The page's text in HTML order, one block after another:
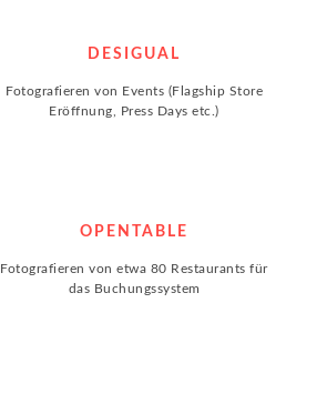
DESIGUAL
Fotografieren von Events (Flagship Store
Eröffnung, Press Days etc.)
OPENTABLE
Fotografieren von etwa 80 Restaurants für
das Buchungssystem